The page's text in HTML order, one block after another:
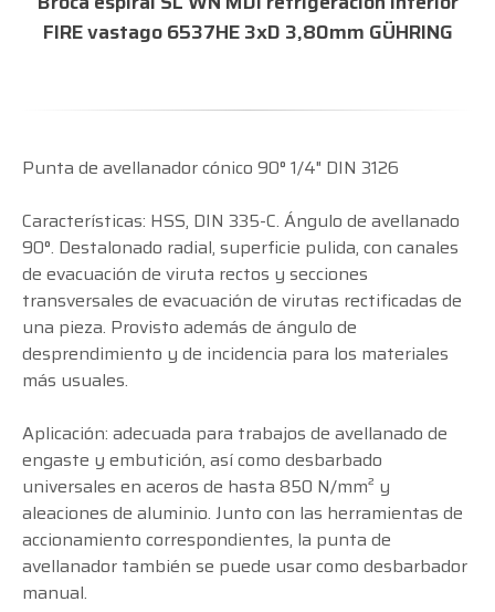
3,80mm GÜHRING
1,3mm
Punta de avellanador cónico 90° 1/4" DIN 3126
Características: HSS, DIN 335-C. Ángulo de avellanado
90°. Destalonado radial, superficie pulida, con canales
de evacuación de viruta rectos y secciones
transversales de evacuación de virutas rectificadas de
una pieza. Provisto además de ángulo de
desprendimiento y de incidencia para los materiales
más usuales.
Aplicación: adecuada para trabajos de avellanado de
engaste y embutición, así como desbarbado
universales en aceros de hasta 850 N/mm² y
aleaciones de aluminio. Junto con las herramientas de
accionamiento correspondientes, la punta de
avellanador también se puede usar como desbarbador
manual.